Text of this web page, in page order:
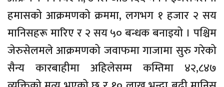
हमासको आक्रमणको क्रममा, लगभग १ हजार २ सय
मानिसहरू मारिए र २ सय ५० बन्धक बनाइयो । पश्चिम
जेरुसेलमले आक्रमणको जवाफमा गाजामा सुरु गरेको
सैन्य कारबाहीमा अहिलेसम्म कम्तिमा ४२,८४७